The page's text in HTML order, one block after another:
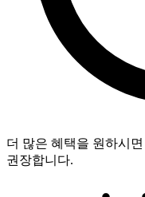
더 많은 혜택을 원하시
권장합니다.